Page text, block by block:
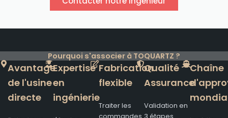
Pourquoi s'associer à TOQUARTZ ?
Avantage
de l'usine
directe
Expertise
en
ingénierie
Fabrication
flexible
Traiter les
Qualité
Assurance
Validation en
Chaîne